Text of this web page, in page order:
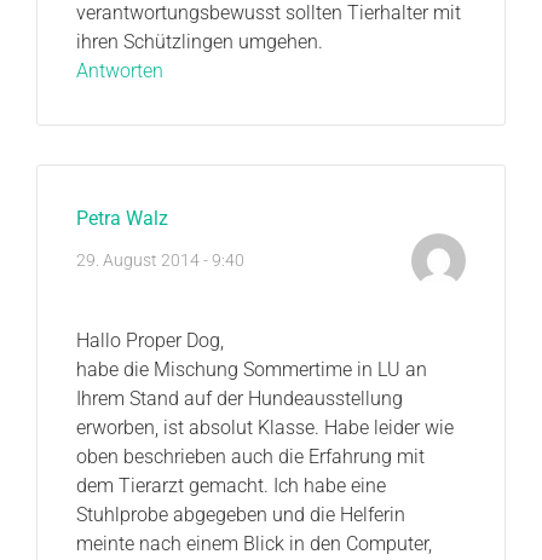
verantwortungsbewusst sollten Tierhalter mit
ihren Schützlingen umgehen.
Antworten
Petra Walz
29. August 2014 - 9:40
Hallo Proper Dog,
habe die Mischung Sommertime in LU an
Ihrem Stand auf der Hundeausstellung
erworben, ist absolut Klasse. Habe leider wie
oben beschrieben auch die Erfahrung mit
dem Tierarzt gemacht. Ich habe eine
Stuhlprobe abgegeben und die Helferin
meinte nach einem Blick in den Computer,